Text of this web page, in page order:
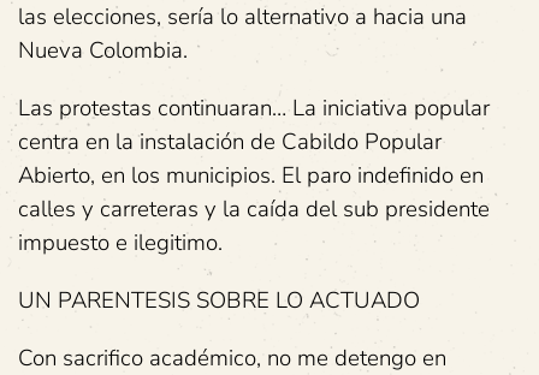
las elecciones, sería lo alternativo a hacia una
Nueva Colombia.
Las protestas continuaran… La iniciativa popular
centra en la instalación de Cabildo Popular
Abierto, en los municipios. El paro indefinido en
calles y carreteras y la caída del sub presidente
impuesto e ilegitimo.
UN PARENTESIS SOBRE LO ACTUADO
Con sacrifico académico, no me detengo en